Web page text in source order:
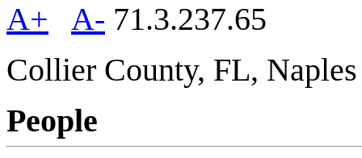
A+
A- 71.3.237.65
Collier County, FL,
People